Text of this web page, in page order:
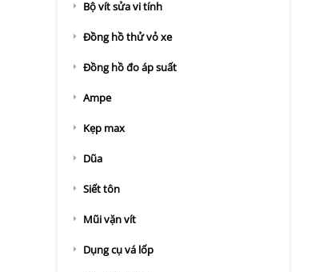
Bộ vít sửa vi tính
Đồng hồ thử vỏ xe
Đồng hồ đo áp suất
Ampe
Kẹp max
Dũa
Siết tôn
Mũi vặn vít
Dụng cụ vá lốp